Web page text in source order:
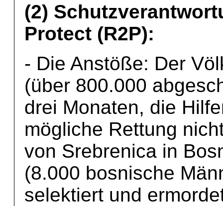
(2)
Protect (R2P):
- Die Anstöße: Der
(über 800.000
drei Monaten, die
mögliche Rettung
von Srebrenica in
(8.000 bosnische
selektiert und